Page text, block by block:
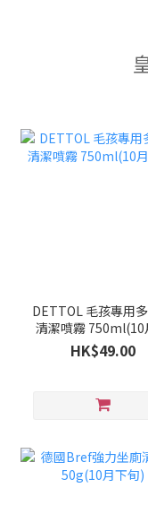
DETTOL 毛孩專用
清潔噴霧 750ml(10
旬)
HK$49.00